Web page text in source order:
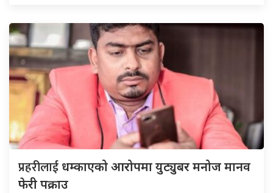
प्रहरीलाई धम्काएको आरोपमा युट्युबर मनोज मानव
फेरी पक्राउ